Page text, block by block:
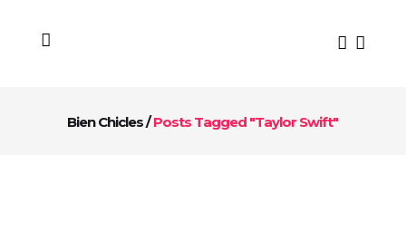
Bien Chicles/Posts Tagged "Taylor Swift"